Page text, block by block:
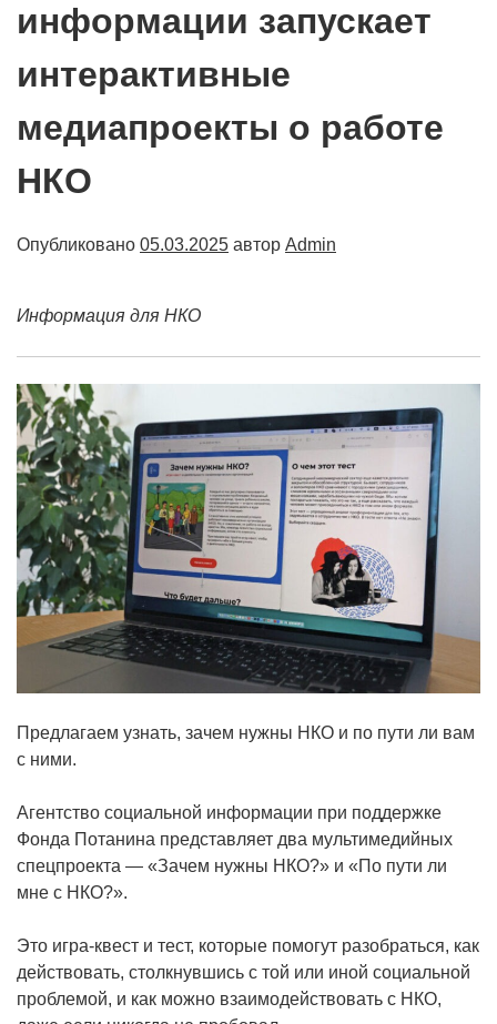
информации запускает
интерактивные
медиапроекты о работе
НКО
Опубликовано 05.03.2025 автор Admin
Информация для НКО
Предлагаем узнать, зачем нужны НКО и по пути ли вам
с ними.
Агентство социальной информации при поддержке
Фонда Потанина представляет два мультимедийных
спецпроекта — «Зачем нужны НКО?» и «По пути ли
мне с НКО?».
Это игра-квест и тест, которые помогут разобраться, как
действовать, столкнувшись с той или иной социальной
проблемой, и как можно взаимодействовать с НКО,